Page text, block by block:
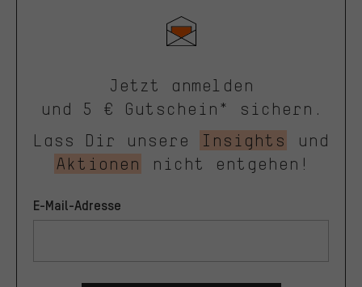
Jetzt anmelden
und 5 € Gutschein* sichern.
Lass Dir unsere
Insights
und
Aktionen
nicht entgehen!
E-Mail-Adresse